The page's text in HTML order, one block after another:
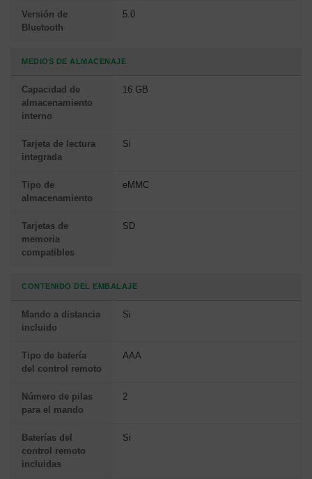
Versión de
Bluetooth
5.0
MEDIOS DE ALMACENAJE
Capacidad de
almacenamiento
interno
16 GB
Tarjeta de lectura
integrada
Si
Tipo de
almacenamiento
eMMC
Tarjetas de
memoria
compatibles
SD
CONTENIDO DEL EMBALAJE
Mando a distancia
incluido
Si
Tipo de batería
del control remoto
AAA
Número de pilas
para el mando
2
Baterías del
control remoto
incluidas
Si